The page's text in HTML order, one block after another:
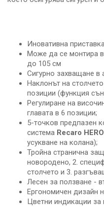
Иновативна
Може да се монтира
до 105 см
Сигурно захващане в
Наклонът на
позиции (функция
Регулиране на
главата в 6 позиции;
5-точков предпазен
система Recaro HERO
усукване на колана);
Тройна странична
новородено, 2.
столчето и 3.
Лесен за ползване -
Ергономичен дизайн
Цветни индикации за